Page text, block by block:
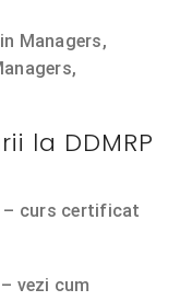
Managers,
la DDMRP
– curs certificat
– vezi cum